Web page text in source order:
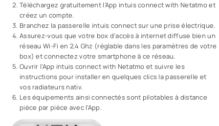
Téléchargez gratuitement l’App intuis connect with Netatmo et
créez un compte.
Branchez la passerelle intuis connect sur une prise électrique.
Assurez-vous que votre box d’accès à internet diffuse bien un
réseau Wi-Fi en 2,4 Ghz (réglable dans les paramètres de votre
box) et connectez votre smartphone à ce réseau.
Ouvrir l’App intuis connect with Netatmo et suivre les
instructions pour installer en quelques clics la passerelle et
vos radiateurs nativ.
Les équipements ainsi connectés sont pilotables à distance
pièce par pièce avec l’App.